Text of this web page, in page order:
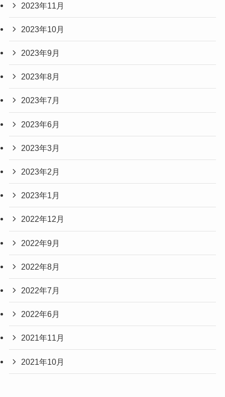
2023年11月
2023年10月
2023年9月
2023年8月
2023年7月
2023年6月
2023年3月
2023年2月
2023年1月
2022年12月
2022年9月
2022年8月
2022年7月
2022年6月
2021年11月
2021年10月